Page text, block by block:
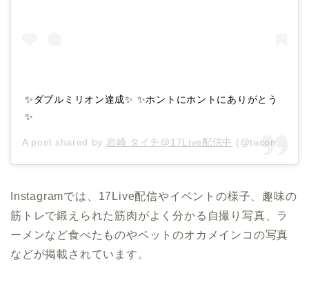
✨ダブルミリオン達成✨ ✨ホントにホントにありがとう
✨
A post shared by 岩崎 タイチ@17Live配信中 (@taconoshiri) on
Instagramでは、17Live配信やイベントの様子、趣味の
筋トレで鍛えられた筋肉がよく分かる自撮り写真、ラ
ーメンなど食べたものやペットのオカメインコの写真
などが掲載されています。